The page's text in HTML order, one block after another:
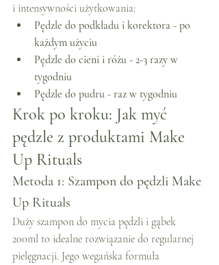
i intensywności użytkowania:
Pędzle do podkładu i korektora - po
każdym użyciu
Pędzle do cieni i różu - 2-3 razy w
tygodniu
Pędzle do pudru - raz w tygodniu
Krok po kroku: Jak myć
pędzle z produktami Make
Up Rituals
Metoda 1: Szampon do pędzli Make
Up Rituals
Duży szampon do mycia pędzli i gąbek
200ml to idealne rozwiązanie do regularnej
pielęgnacji. Jego wegańska formuła